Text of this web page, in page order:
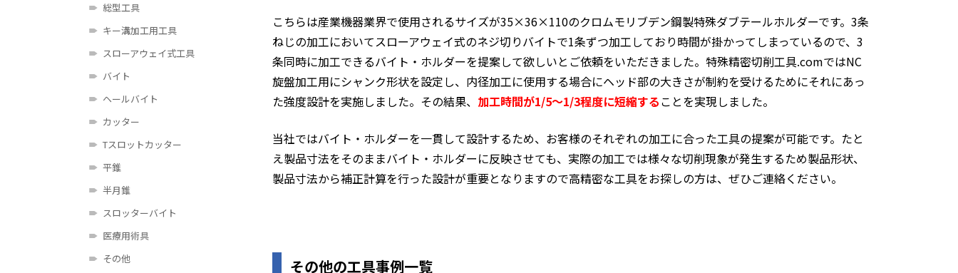
こちらは産業機器業界で使用されるサイズが35×36×110のクロムモリブデン鋼製特殊ダブテールホルダーです。3条
ねじの加工においてスローアウェイ式のネジ切りバイトで1条ずつ加工しており時間が掛かってしまっているので、3
条同時に加工できるバイト・ホルダーを提案して欲しいとご依頼をいただきました。特殊精密切削工具.comではNC
旋盤加工用にシャンク形状を設定し、内径加工に使用する場合にヘッド部の大きさが制約を受けるためにそれにあっ
た強度設計を実施しました。その結果、 加工時間が1/5～1/3程度に短縮することを実現しました。
当社ではバイト・ホルダーを一貫して設計するため、お客様のそれぞれの加工に合った工具の提案が可能です。たと
え製品寸法をそのままバイト・ホルダーに反映させても、実際の加工では様々な切削現象が発生するため製品形状、
製品寸法から補正計算を行った設計が重要となりますので高精密な工具をお探しの方は、ぜひご連絡ください。
その他の工具事例一覧
総型工具
キー溝加工用工具
スローアウェイ式工具
バイト
ヘールバイト
カッター
Tスロットカッター
平錐
半月錐
スロッターバイト
医療用術具
その他